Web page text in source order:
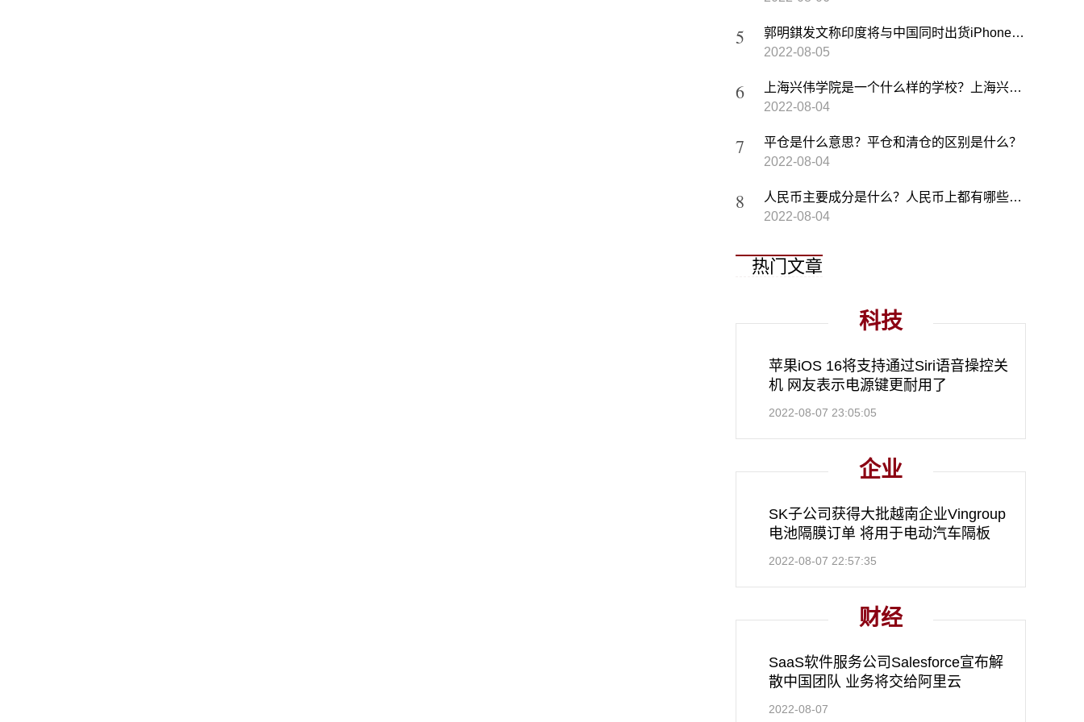
郭明錤发文称印度将与中国同时出货iPhone14 具有里程碑意义
2022-08-05
上海兴伟学院是一个什么样的学校？上海兴伟学院2022录取分数线
2022-08-04
平仓是什么意思？平仓和清仓的区别是什么？
2022-08-04
人民币主要成分是什么？人民币上都有哪些组成部分？
2022-08-04
热门文章
科技
苹果iOS 16将支持通过Siri语音操控关
机 网友表示电源键更耐用了
2022-08-07 23:05:05
企业
SK子公司获得大批越南企业Vingroup
电池隔膜订单 将用于电动汽车隔板
2022-08-07 22:57:35
财经
SaaS软件服务公司Salesforce宣布解
散中国团队 业务将交给阿里云
2022-08-07